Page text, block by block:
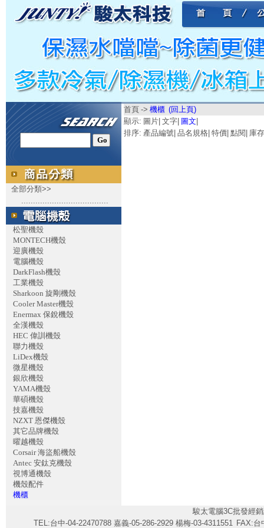
全部分類>>
.....................................
松聖機殼
MONTECH機殼
迎廣機殼
電腦機殼
DarkFlash機殼
工業機殼
Sharkoon 旋剛機殼
Cooler Master機殼
Enermax 保銳機殼
全漢機殼
HEC 偉訓機殼
聯力機殼
LiDex機殼
微星機殼
銀欣機殼
YAMA機殼
華碩機殼
技嘉機殼
NZXT 恩傑機殼
其它品牌機殼
曜越機殼
Corsair 海盜船機殼
Antec 安鈦克機殼
視博通機殼
機殼配件
機櫃
首頁 -> 機櫃 (回上頁)
顯示: 圖片 文字 圖文
排序: 產品編號 品名規格 特價 點閱 庫
駿太電腦3C批發經
TEL:台中-04-22470788 嘉義-05-286-2929 楊梅-03-4311551 FAX:台